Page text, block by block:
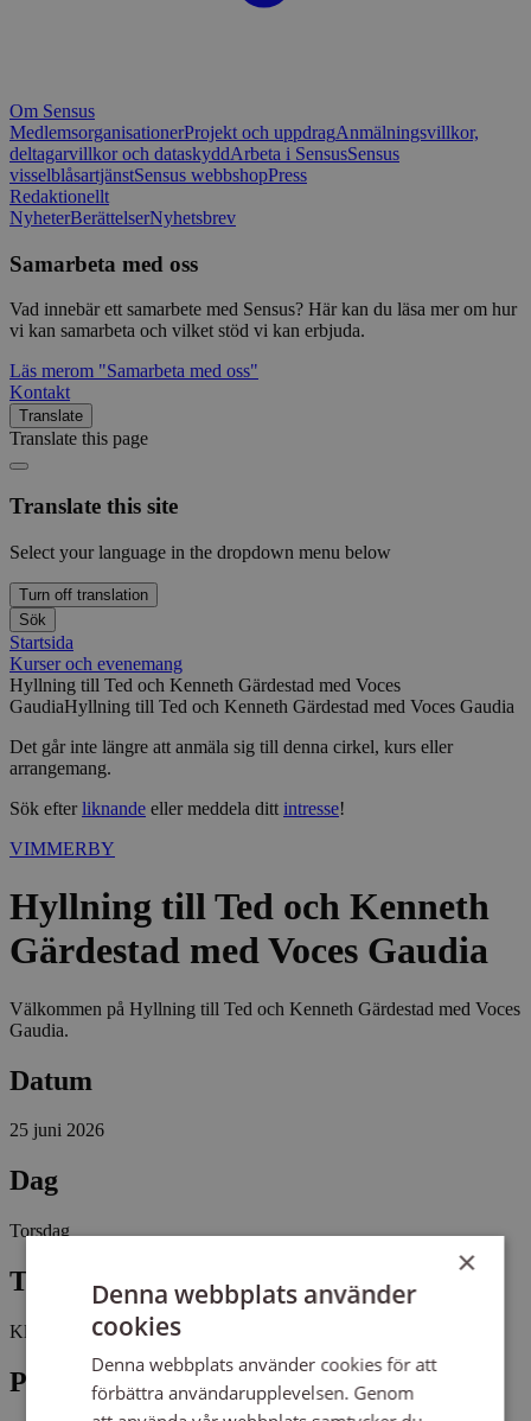
Om Sensus
MedlemsorganisationerProjekt och uppdragAnmälningsvillkor,
deltagarvillkor och dataskyddArbeta i SensusSensus
visselblåsartjänstSensus webbshopPress
Redaktionellt
NyheterBerättelserNyhetsbrev
Samarbeta med oss
Vad innebär ett samarbete med Sensus? Här kan du läsa mer om hur
vi kan samarbeta och vilket stöd vi kan erbjuda.
Läs merom "Samarbeta med oss"
Kontakt
Translate
Translate this page
Translate this site
Select your language in the dropdown menu below
Turn off translation
Sök
Startsida
Kurser och evenemang
Hyllning till Ted och Kenneth Gärdestad med Voces
GaudiaHyllning till Ted och Kenneth Gärdestad med Voces Gaudia
Det går inte längre att anmäla sig till denna cirkel, kurs eller
arrangemang.
Sök efterliknande eller meddela ditt intresse!
VIMMERBY
Hyllning till Ted och Kenneth
Gärdestad med Voces Gaudia
Välkommen på Hyllning till Ted och Kenneth Gärdestad med Voces
Gaudia.
Datum
25 juni 2026
Dag
Torsdag
Tid
Kl 18:00 - 19:00
Plats
×
Denna webbplats använder
cookies
Denna webbplats använder cookies för att
förbättra användarupplevelsen. Genom